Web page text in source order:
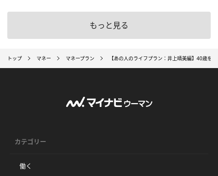
もっと見る
トップ マネー マネープラン 【あの人のライフプラン：井上晴美編】40歳を
カテゴリー
働く